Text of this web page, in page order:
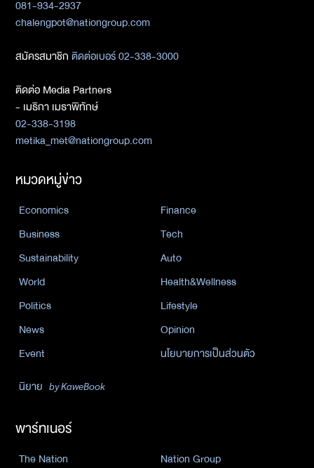
081-934-2937
chalengpot@nationgroup.com
สมัครสมาชิกติดต่อเบอร์ 02-338-3000
ติดต่อ Media Partners
- เมธิกา เมธาพิทักษ์
02-338-3198
metika_met@nationgroup.com
หมวดหมู่ข่าว
Economics
Finance
Business
Tech
Sustainability
Auto
World
Health&Wellness
Politics
Lifestyle
News
Opinion
Event
นโยบายการเป็นส่วนตัว
นิยาย by KaweBook
พาร์ทเนอร์
The Nation Nation Group